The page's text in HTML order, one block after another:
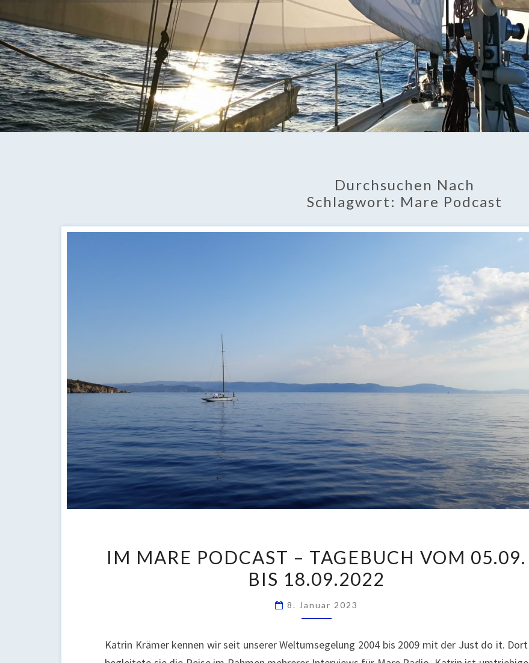
Durchsuchen Nach
Schlagwort: Mare Podcast
MARE
PODCAST
TAGEBUCH
05.09.
IM MARE PODCAST – TAGEBUCH VOM 05.09.
BIS 18.09.2022
8. Januar 2023
Katrin Krämer kennen wir seit unserer Weltumsegelung 2004 bis 2009 mit der Just do it. Dort